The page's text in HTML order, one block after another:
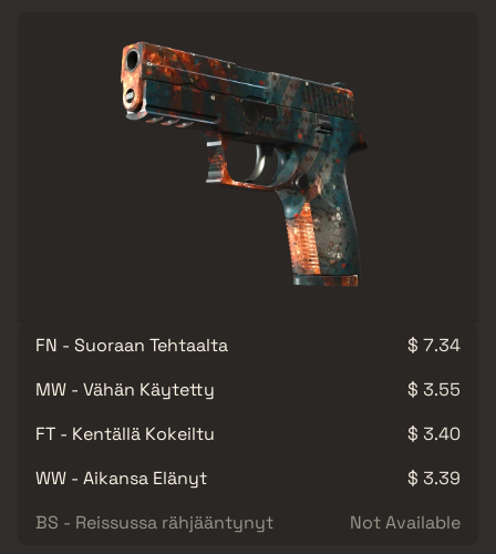
FN - Suoraan Tehtaalta
$ 7.34
MW - Vähän Käytetty
$ 3.55
FT - Kentällä Kokeiltu
$ 3.40
WW - Aikansa Elänyt
$ 3.39
BS - Reissussa rähjääntynyt
Not Available